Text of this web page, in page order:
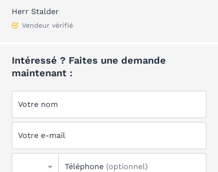
Herr Stalder
Vendeur vérifié
Intéressé ? Faites une demande
maintenant :
Votre nom
Votre e-mail
Téléphone (optionnel)